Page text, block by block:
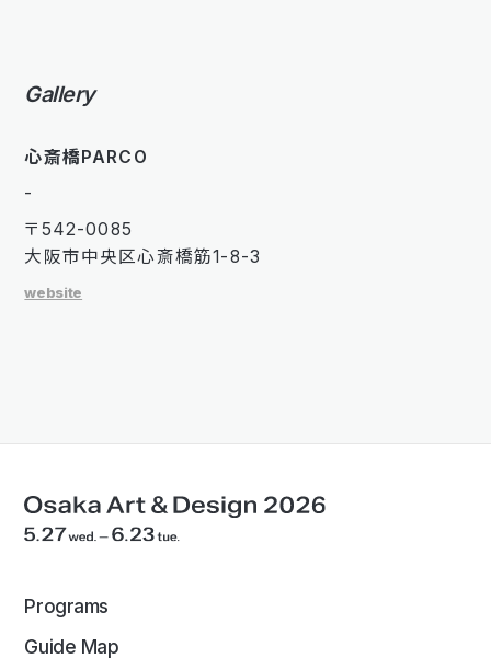
Gallery
心斎橋PARCO
-
〒542-0085
大阪市中央区心斎橋筋1-8-3
website
Programs
Guide Map